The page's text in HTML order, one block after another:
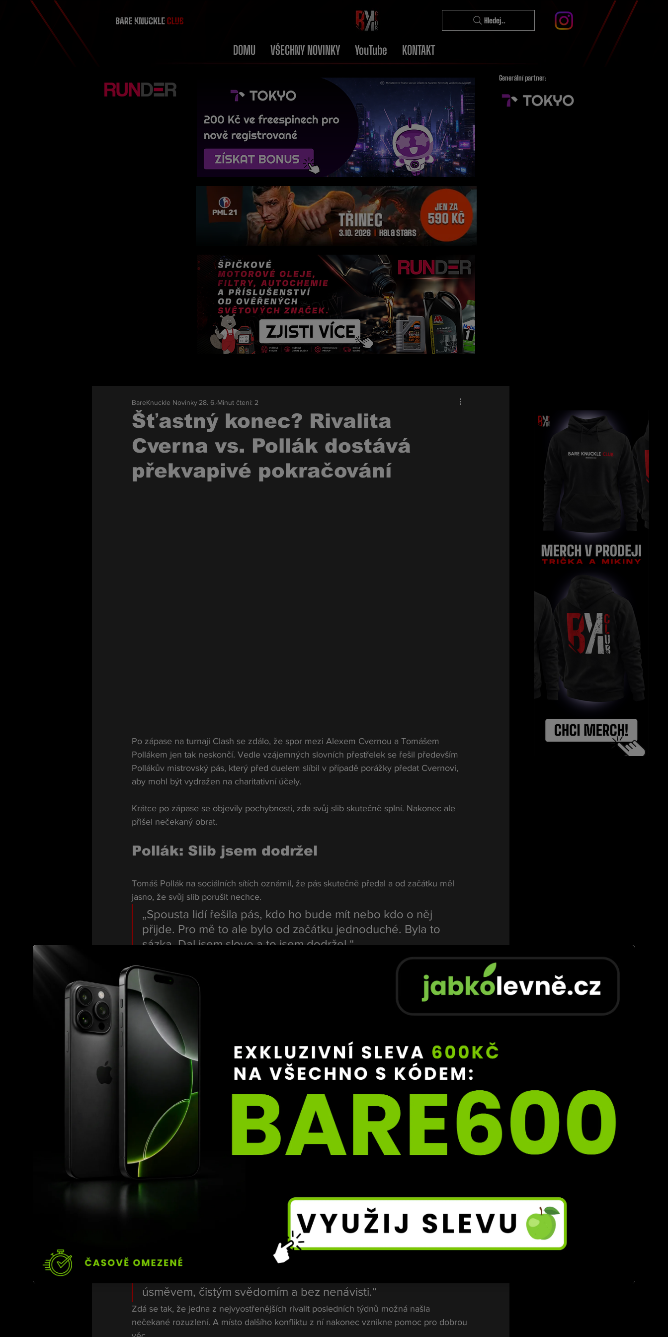
Hledej..
DOMU VŠECHNY NOVINKY YouTube KONTAKT
Generální partner:
Šťastný konec? Rivalita
Cverna vs. Pollák dostává
překvapivé pokračování
BareKnuckle Novinky 28. 6. Minut čtení: 2
Po zápase na turnaji Clash se zdálo, že spor mezi Alexem Cvernou a Tomášem
Pollákem jen tak neskončí. Vedle vzájemných slovních přestřelek se řešil především
Pollákův mistrovský pás, který před duelem slíbil v případě porážky předat Cvernovi,
aby mohl být vydražen na charitativní účely.
Krátce po zápase se objevily pochybnosti, zda svůj slib skutečně splní. Nakonec ale
přišel nečekaný obrat.
Pollák: Slib jsem dodržel
Tomáš Pollák na sociálních sítích oznámil, že pás skutečně předal a od začátku měl
jasno, že svůj slib porušit nechce.
„Spousta lidí řešila pás, kdo ho bude mít nebo kdo o něj
přijde. Pro mě to ale bylo od začátku jednoduché. Byla to
sázka. Dal jsem slovo a to jsem dodržel.“
Podle Polláka pro něj nakonec neměla největší hodnotu samotná trofej, ale
skutečnost, že díky celé situaci bude možné pomoci nemocnému dítěti.
„Největší radost nemám z pásu ani z komentářů. Největší
radost mám z toho, že se díky celé té situaci pomohlo
nemocnému dítěti. To má pro mě mnohem větší hodnotu
než jakákoliv trofej.“
Rivalita možná končí jinak, než fanoušci
Po zápase přitom mezi oběma tábory panovalo velké napětí. Pollák opakovaně
zveřejňoval záběry, na kterých upozorňoval na údajné sporné momenty a možné
fauly během zápasu. Výsledek souboje ale nezpochybnil a rozhodnutí rozhodčích
respektoval.
Předáním pásu se nyní celá kauza posunula úplně jiným směrem. Místo dalších sporů
totiž skončí trofej v dražbě, jejíž výtěžek má pomoci tam, kde je to nejvíce potřeba.
Šťastný konec celé kauzy?
Pollák zároveň poděkoval fanouškům za podporu a přidal i osobní vzkaz.
„Život mě naučil jednu věc – trofeje jednou zapadnou
úsměvem, čistým svědomím a bez nenávisti.“
Zdá se tak, že jedna z nejvyostřenějších rivalit posledních týdnů možná našla
nečekané rozuzlení. A místo dalšího konfliktu z ní nakonec vznikne pomoc pro dobrou